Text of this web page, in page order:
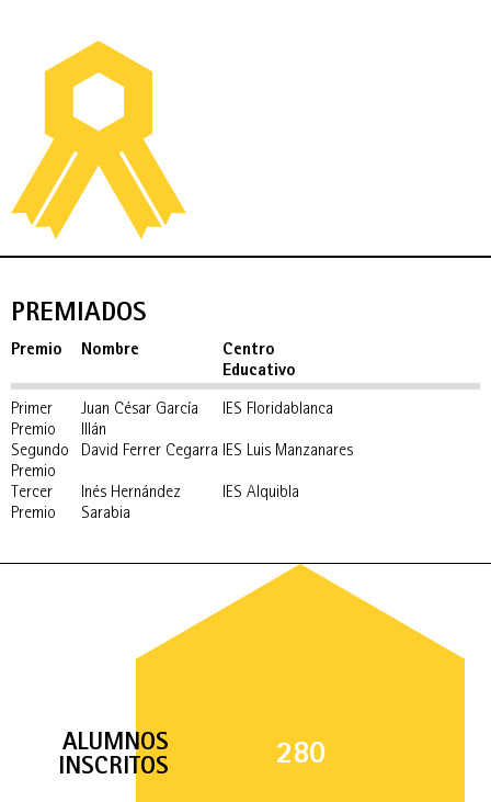
PREMIADOS
Premio Nombre
Centro
Educativo
Primer
Premio
Juan César García
Illán
IES Floridablanca
Segundo
Premio
David Ferrer Cegarra IES Luis Manzanares
Tercer
Premio
Inés Hernández
Sarabia
IES Alquibla
280
ALUMNOS
INSCRITOS